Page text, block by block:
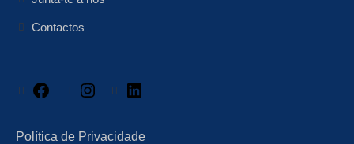
Contactos
Facebook Instagram
Política de Privacidade